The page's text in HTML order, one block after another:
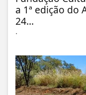
a 1ª edição do
24...
.